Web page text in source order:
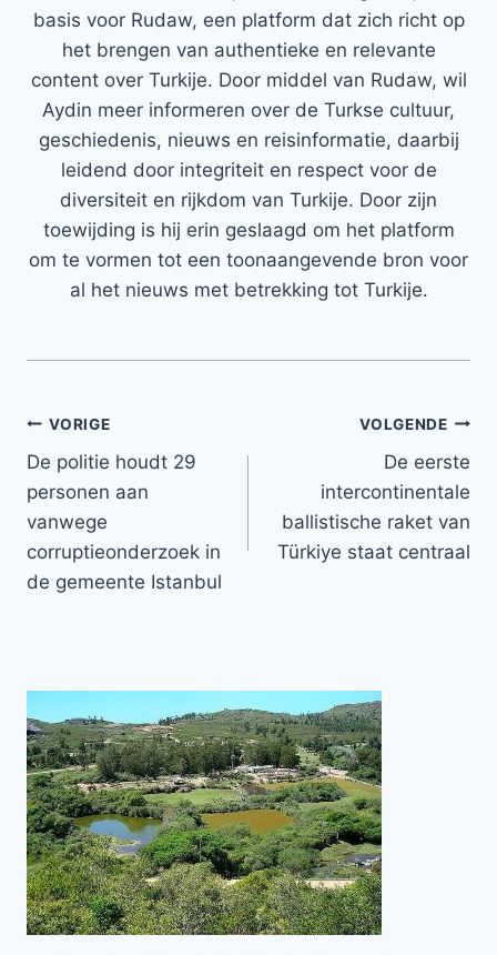
basis voor Rudaw, een platform dat zich richt op
het brengen van authentieke en relevante
content over Turkije. Door middel van Rudaw, wil
Aydin meer informeren over de Turkse cultuur,
geschiedenis, nieuws en reisinformatie, daarbij
leidend door integriteit en respect voor de
diversiteit en rijkdom van Turkije. Door zijn
toewijding is hij erin geslaagd om het platform
om te vormen tot een toonaangevende bron voor
al het nieuws met betrekking tot Turkije.
Bericht
navigatie
VORIGE
De politie houdt 29
personen aan
vanwege
corruptieonderzoek in
de gemeente Istanbul
VOLGENDE
De eerste
intercontinentale
ballistische raket van
Türkiye staat centraal